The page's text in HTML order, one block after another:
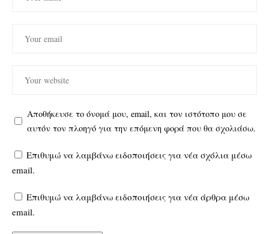
Αποθήκευσε το όνομά μου, email, και τον ιστότοπο μου σε
αυτόν τον πλοηγό για την επόμενη φορά που θα σχολιάσω.
Επιθυμώ να λαμβάνω ειδοποιήσεις για νέα σχόλια μέσω
email.
Επιθυμώ να λαμβάνω ειδοποιήσεις για νέα άρθρα μέσω
email.